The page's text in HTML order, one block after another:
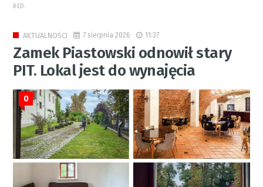
RED.
AKTUALNOŚCI 7 sierpnia 2026 11:37
Zamek Piastowski odnowił stary
PIT. Lokal jest do wynajęcia
0